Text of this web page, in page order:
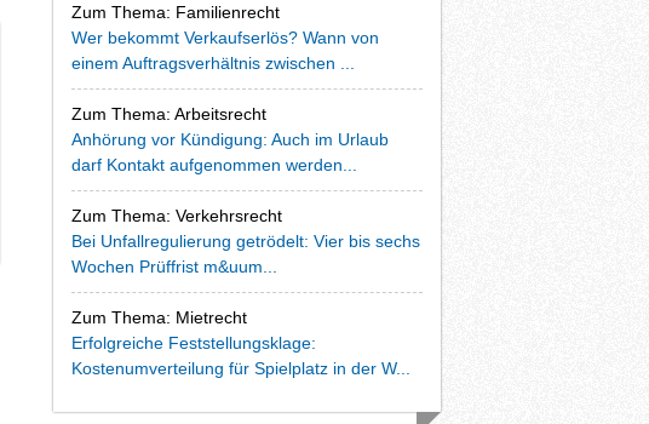
Zum Thema: Familienrecht
Wer bekommt Verkaufserlös? Wann von
einem Auftragsverhältnis zwischen ...
Zum Thema: Arbeitsrecht
Anhörung vor Kündigung: Auch im Urlaub
darf Kontakt aufgenommen werden...
Zum Thema: Verkehrsrecht
Bei Unfallregulierung getrödelt: Vier bis sechs
Wochen Prüffrist m&uum...
Zum Thema: Mietrecht
Erfolgreiche Feststellungsklage:
Kostenumverteilung für Spielplatz in der W...